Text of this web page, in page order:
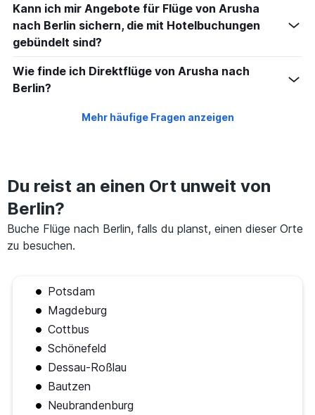
Kann ich mir Angebote für Flüge von Arusha
nach Berlin sichern, die mit Hotelbuchungen
gebündelt sind?
Wie finde ich Direktflüge von Arusha nach
Berlin?
Mehr häufige Fragen anzeigen
Du reist an einen Ort unweit von
Berlin?
Buche Flüge nach Berlin, falls du planst, einen dieser Orte
zu besuchen.
Potsdam
Magdeburg
Cottbus
Schönefeld
Dessau-Roßlau
Bautzen
Neubrandenburg